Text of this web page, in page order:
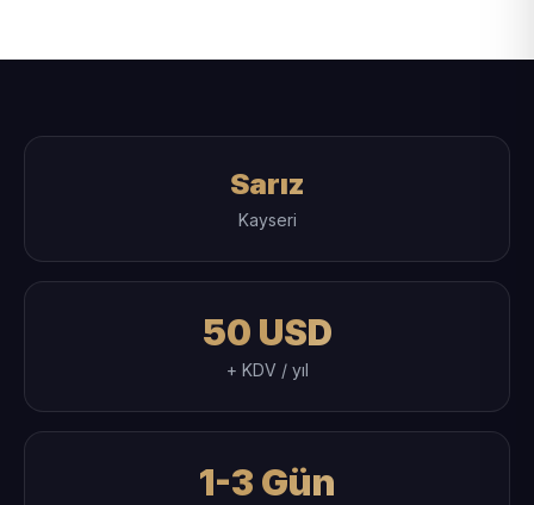
Sarız
Kayseri
50 USD
+ KDV / yıl
1-3 Gün